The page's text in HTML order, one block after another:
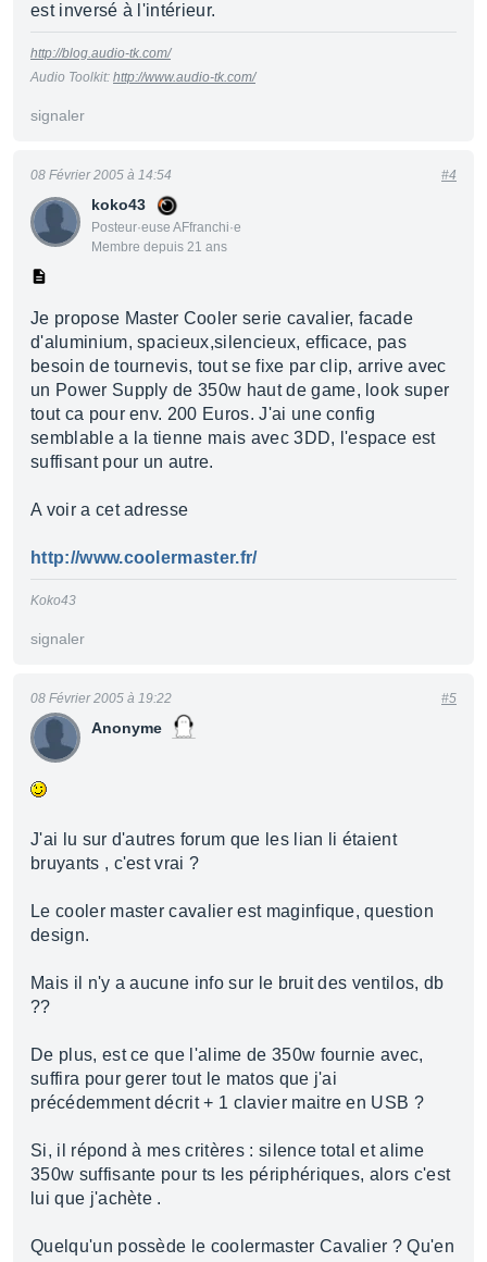
est inversé à l'intérieur.
http://blog.audio-tk.com/
Audio Toolkit: http://www.audio-tk.com/
signaler
koko43
Posteur·euse AFfranchi·e
Membre depuis 21 ans
08 Février 2005 à 14:54 #4
Je propose Master Cooler serie cavalier, facade
d'aluminium, spacieux,silencieux, efficace, pas
besoin de tournevis, tout se fixe par clip, arrive avec
un Power Supply de 350w haut de game, look super
tout ca pour env. 200 Euros. J'ai une config
semblable a la tienne mais avec 3DD, l'espace est
suffisant pour un autre.
A voir a cet adresse
http://www.coolermaster.fr/
Koko43
signaler
Anonyme
08 Février 2005 à 19:22 #5
J'ai lu sur d'autres forum que les lian li étaient
bruyants , c'est vrai ?
Le cooler master cavalier est maginfique, question
design.
Mais il n'y a aucune info sur le bruit des ventilos, db
??
De plus, est ce que l'alime de 350w fournie avec,
suffira pour gerer tout le matos que j'ai
précédemment décrit + 1 clavier maitre en USB ?
Si, il répond à mes critères : silence total et alime
350w suffisante pour ts les périphériques, alors c'est
lui que j'achète .
Quelqu'un possède le coolermaster Cavalier ? Qu'en